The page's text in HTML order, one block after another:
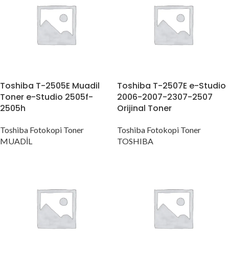
Toshiba T-2505E Muadil
Toner e-Studio 2505f-
2505h
Toshiba Fotokopi Toner
MUADİL
Toshiba T-2507E e-Studio
2006-2007-2307-2507
Orijinal Toner
Toshiba Fotokopi Toner
TOSHIBA